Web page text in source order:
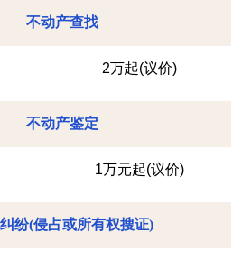
不动产查找
2万起(议价)
不动产鉴定
1万元起(议价)
纷(侵占或所有权搜证)